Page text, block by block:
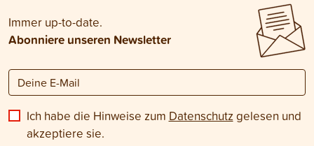
Immer up-to-date.
Abonniere unseren Newsletter
Ich habe die Hinweise zum Datenschutz gelesen und
akzeptiere sie.